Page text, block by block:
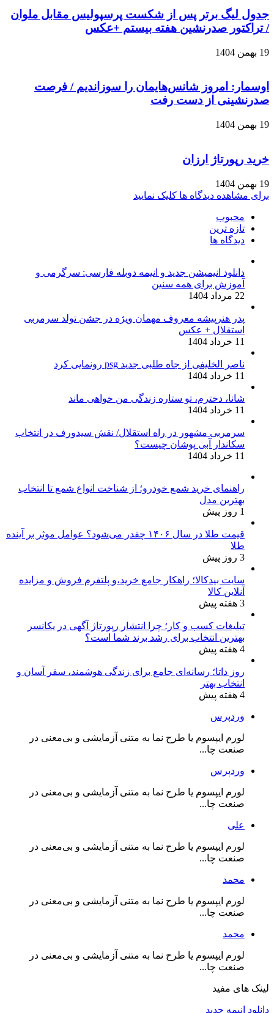
جدول لیگ برتر پس از شکست پرسپولیس مقابل ملوان
/ تراکتور صدرنشین هفته بیستم +عکس
19 بهمن 1404
اوسمار: امروز شانس‌هایمان را سوزاندیم / فرصت
صدرنشینی از دست رفت
19 بهمن 1404
خرید رپورتاژ ارزان
19 بهمن 1404
برای مشاهده دیدگاه ها کلیک نمایید
محبوب
تازه ترین
دیدگاه ها
دانلود انیمیشن جدید و انیمه دوبله فارسی: سرگرمی و
آموزش برای همه سنین
22 مرداد 1404
پدر هنرپیشه معروف مهمان ویژه در جشن تولد سرمربی
استقلال + عکس
11 خرداد 1404
ناصر الخلیفی از جاه طلبی جدید psg رونمایی کرد
11 خرداد 1404
شانا، دخترم، تو ستاره زندگی من خواهی ماند
11 خرداد 1404
سرمربی مشهور در راه استقلال/ نقش سیدورف در انتخاب
سکاندار آبی پوشان چیست؟
11 خرداد 1404
راهنمای خرید شمع خودرو؛ از شناخت انواع شمع تا انتخاب
بهترین مدل
1 روز پیش
قیمت طلا در سال ۱۴۰۶ چقدر می‌شود؟ عوامل موثر بر آینده
طلا
3 روز پیش
سایت بیدکالا؛ راهکار جامع خرید،و پلتفرم فروش و مزایده
آنلاین کالا
3 هفته پیش
تبلیغات کسب و کار؛ چرا انتشار رپورتاژ آگهی در یکانسر
بهترین انتخاب برای رشد برند شما است؟
4 هفته پیش
روز داتا؛ رسانه‌ای جامع برای زندگی هوشمند، سفر آسان و
انتخاب بهتر
4 هفته پیش
وردپرس
لورم ایپسوم یا طرح‌ نما به متنی آزمایشی و بی‌معنی در
صنعت چا...
وردپرس
لورم ایپسوم یا طرح‌ نما به متنی آزمایشی و بی‌معنی در
صنعت چا...
علی
لورم ایپسوم یا طرح‌ نما به متنی آزمایشی و بی‌معنی در
صنعت چا...
محمد
لورم ایپسوم یا طرح‌ نما به متنی آزمایشی و بی‌معنی در
صنعت چا...
محمد
لورم ایپسوم یا طرح‌ نما به متنی آزمایشی و بی‌معنی در
صنعت چا...
لینک های مفید
دانلود انیمه جدید